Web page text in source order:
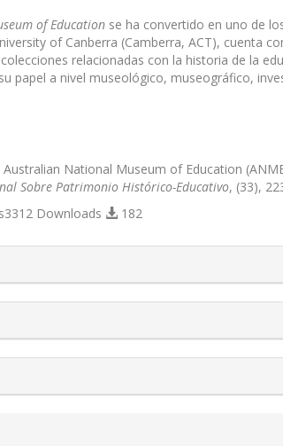
of Education se ha convertido en uno de
of Canberra (Camberra, ACT), cuenta
relacionadas con la historia de la
papel a nivel museológico, museográfico,
Australian National Museum of Education
Sobre Patrimonio Histórico-Educativo, (33),
Downloads 182